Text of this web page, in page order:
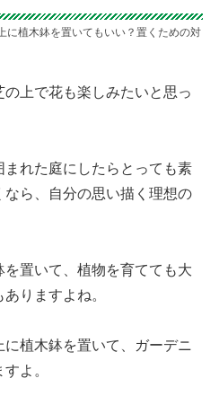
に植木鉢を置いてもいい？置くための対
上で花も楽しみたいと思っ
まれた庭にしたらとっても素
ら、自分の思い描く理想の
置いて、植物を育てても大
りますよね。
植木鉢を置いて、ガーデニ
よ。